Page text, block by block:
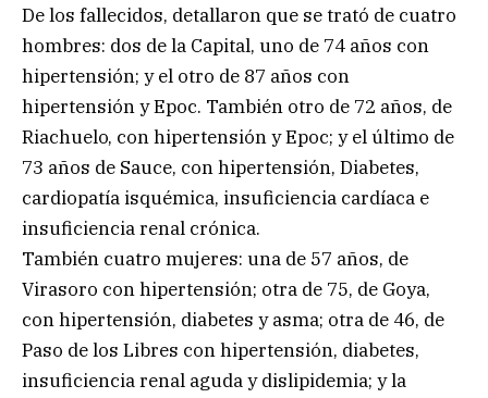
De los fallecidos, detallaron que se trató de cuatro
hombres: dos de la Capital, uno de 74 años con
hipertensión; y el otro de 87 años con
hipertensión y Epoc. También otro de 72 años, de
Riachuelo, con hipertensión y Epoc; y el último de
73 años de Sauce, con hipertensión, Diabetes,
cardiopatía isquémica, insuficiencia cardíaca e
insuficiencia renal crónica.
También cuatro mujeres: una de 57 años, de
Virasoro con hipertensión; otra de 75, de Goya,
con hipertensión, diabetes y asma; otra de 46, de
Paso de los Libres con hipertensión, diabetes,
insuficiencia renal aguda y dislipidemia; y la